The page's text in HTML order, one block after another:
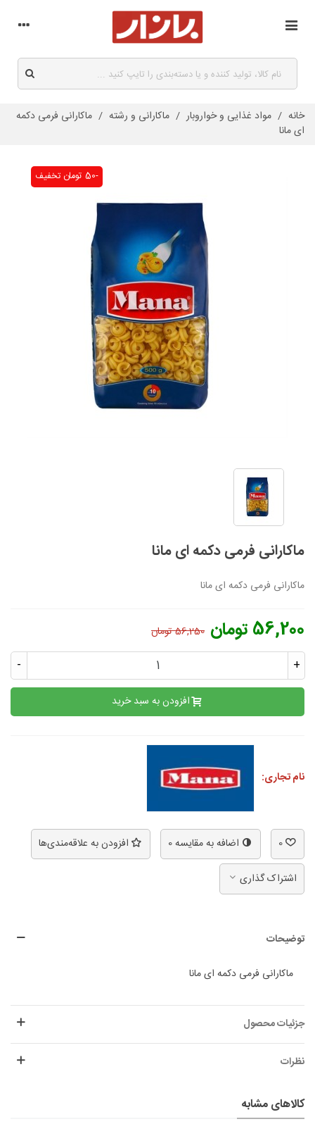
خانه / مواد غذایی و خواروبار / ماکارانی و رشته / ماکارانی فرمی دکمه
ای مانا
تخفیف -50 تومان
ماکارانی فرمی دکمه ای مانا
ماکارانی فرمی دکمه ای مانا
56,200 تومان 56,250 تومان
- +
افزودن به سبد خرید
نام تجاری:
0 اضافه به مقایسه0 افزودن به علاقه‌مندی‌ها
اشتراک گذاری
توضیحات
ماکارانی فرمی دکمه ای مانا
جزئیات محصول
نظرات
کالاهای مشابه